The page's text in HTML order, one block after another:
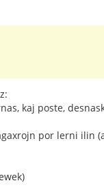
kaj poste,
por lerni ilin